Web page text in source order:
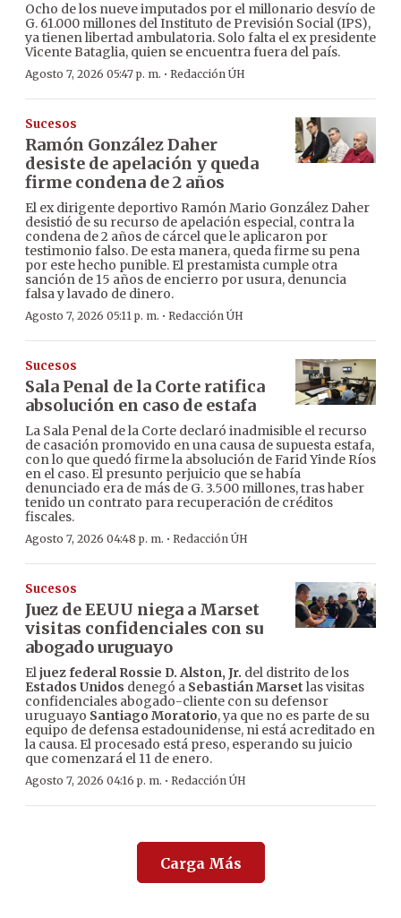
Ocho de los nueve imputados por el millonario desvío de
G. 61.000 millones del Instituto de Previsión Social (IPS),
ya tienen libertad ambulatoria. Solo falta el ex presidente
Vicente Bataglia, quien se encuentra fuera del país.
Agosto 7, 2026 05:47 p. m. · Redacción ÚH
Sucesos
Ramón González Daher
desiste de apelación y queda
firme condena de 2 años
El ex dirigente deportivo Ramón Mario González Daher
desistió de su recurso de apelación especial, contra la
condena de 2 años de cárcel que le aplicaron por
testimonio falso. De esta manera, queda firme su pena
por este hecho punible. El prestamista cumple otra
sanción de 15 años de encierro por usura, denuncia
falsa y lavado de dinero.
Agosto 7, 2026 05:11 p. m. · Redacción ÚH
Sucesos
Sala Penal de la Corte ratifica
absolución en caso de estafa
La Sala Penal de la Corte declaró inadmisible el recurso
de casación promovido en una causa de supuesta estafa,
con lo que quedó firme la absolución de Farid Yinde Ríos
en el caso. El presunto perjuicio que se había
denunciado era de más de G. 3.500 millones, tras haber
tenido un contrato para recuperación de créditos
fiscales.
Agosto 7, 2026 04:48 p. m. · Redacción ÚH
Sucesos
Juez de EEUU niega a Marset
visitas confidenciales con su
abogado uruguayo
Eljuez federal Rossie D. Alston, Jr. del distrito de los
Estados Unidos denegó a Sebastián Marset las visitas
confidenciales abogado-cliente con su defensor
uruguayo Santiago Moratorio, ya que no es parte de su
equipo de defensa estadounidense, ni está acreditado en
la causa. El procesado está preso, esperando su juicio
que comenzará el 11 de enero.
Agosto 7, 2026 04:16 p. m. · Redacción ÚH
Carga Más